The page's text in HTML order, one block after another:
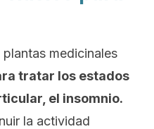
medicinales
tratar los estados
el insomnio.
la actividad